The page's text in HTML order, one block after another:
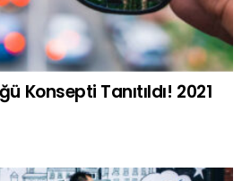
Konsepti Tanıtıldı! 2021